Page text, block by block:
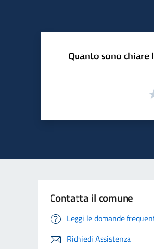
Quanto sono
Contatta il comune
Leggi le domande
Richiedi Assistenza